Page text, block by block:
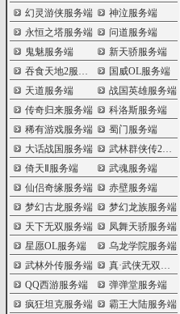
幻灵游侠服务端
神泣服务端
永恒之塔服务端
问道服务端
鬼魅服务端
新天骄服务端
吞食天地2服务端
国威OL服务端
天道服务端
战国英雄服务端
传奇归来服务端
科洛斯服务端
稀有游戏服务端
蜀门服务端
大话战国服务端
武林群侠传2服务端
倚天Ⅱ服务端
武魂服务端
仙侣奇缘服务端
赤壁服务端
梦幻古龙服务端
梦幻龙族服务端
天下无双服务端
凤舞天骄服务端
星愿OL服务端
乌龙学院服务端
武林外传服务端
真·武侠无双服务端
QQ西游服务端
弹弹堂服务端
疯狂坦克服务端
霸王大陆服务端